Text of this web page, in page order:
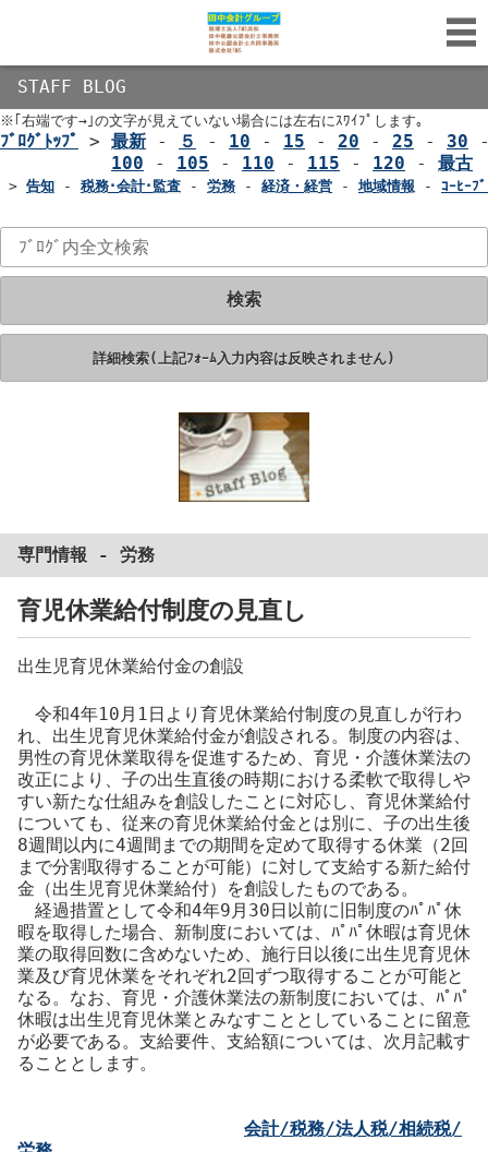
STAFF BLOG
※｢右端です→｣の文字が見えていない場合には左右にｽﾜｲﾌﾟします｡
ﾌﾞﾛｸﾞﾄｯﾌﾟ > 最新 - ５ - 10 - 15 - 20 - 25 - 30
100 - 105 - 110 - 115 - 120 - 最古
> 告知 - 税務･会計･監査 - 労務 - 経済・経営 - 地域情報 - ｺｰﾋｰﾌ
検索
詳細検索(上記ﾌｫｰﾑ入力内容は反映されません)
専門情報 - 労務
育児休業給付制度の見直し
出生児育児休業給付金の創設
令和4年10月1日より育児休業給付制度の見直しが行わ
れ、出生児育児休業給付金が創設される。制度の内容は、
男性の育児休業取得を促進するため、育児・介護休業法の
改正により、子の出生直後の時期における柔軟で取得しや
すい新たな仕組みを創設したことに対応し、育児休業給付
についても、従来の育児休業給付金とは別に、子の出生後
8週間以内に4週間までの期間を定めて取得する休業（2回
まで分割取得することが可能）に対して支給する新た給付
金（出生児育児休業給付）を創設したものである。
経過措置として令和4年9月30日以前に旧制度のﾊﾟﾊﾟ休
暇を取得した場合、新制度においては、ﾊﾟﾊﾟ休暇は育児休
業の取得回数に含めないため、施行日以後に出生児育児休
業及び育児休業をそれぞれ2回ずつ取得することが可能と
なる。なお、育児・介護休業法の新制度においては、ﾊﾟﾊﾟ
休暇は出生児育児休業とみなすこととしていることに留意
が必要である。支給要件、支給額については、次月記載す
ることとします。
会計/税務/法人税/相続税/